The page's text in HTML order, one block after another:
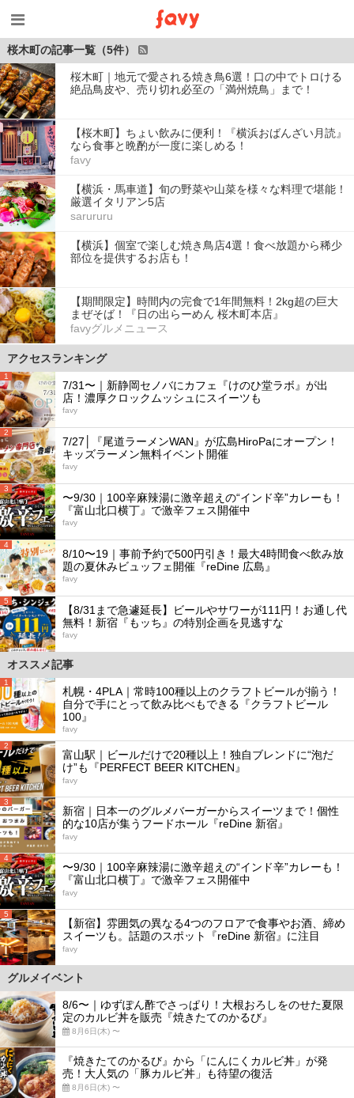
桜木町の記事一覧（5件）
桜木町｜地元で愛される焼き鳥6選！口の中でトロける
絶品鳥皮や、売り切れ必至の「満州焼鳥」まで！
【桜木町】ちょい飲みに便利！『横浜おばんざい月読』
なら食事と晩酌が一度に楽しめる！
favy
【横浜・馬車道】旬の野菜や山菜を様々な料理で堪能！
厳選イタリアン5店
sarururu
【横浜】個室で楽しむ焼き鳥店4選！食べ放題から稀少
部位を提供するお店も！
【期間限定】時間内の完食で1年間無料！2kg超の巨大
まぜそば！『日の出らーめん 桜木町本店』
favyグルメニュース
アクセスランキング
1
7/31〜｜新静岡セノバにカフェ『けのひ堂ラボ』が出
店！濃厚クロックムッシュにスイーツも
favy
2
7/27│『尾道ラーメンWAN』が広島HiroPaにオープン！
キッズラーメン無料イベント開催
favy
3
〜9/30｜100辛麻辣湯に激辛超えの“インド辛”カレーも！
『富山北口横丁』で激辛フェス開催中
favy
4
8/10〜19｜事前予約で500円引き！最大4時間食べ飲み放
題の夏休みビュッフェ開催『reDine 広島』
favy
5
【8/31まで急遽延長】ビールやサワーが111円！お通し代
無料！新宿『もッち』の特別企画を見逃すな
favy
オススメ記事
1
札幌・4PLA｜常時100種以上のクラフトビールが揃う！
自分で手にとって飲み比べもできる『クラフトビール
100』
favy
2
富山駅｜ビールだけで20種以上！独自ブレンドに“泡だ
け”も『PERFECT BEER KITCHEN』
favy
3
新宿｜日本一のグルメバーガーからスイーツまで！個性
的な10店が集うフードホール『reDine 新宿』
favy
4
〜9/30｜100辛麻辣湯に激辛超えの“インド辛”カレーも！
『富山北口横丁』で激辛フェス開催中
favy
5
【新宿】雰囲気の異なる4つのフロアで食事やお酒、締め
スイーツも。話題のスポット『reDine 新宿』に注目
favy
グルメイベント
8/6〜｜ゆずぽん酢でさっぱり！大根おろしをのせた夏限
定のカルビ丼を販売『焼きたてのかるび』
8月6日(木) 〜
『焼きたてのかるび』から「にんにくカルビ丼」が発
売！大人気の「豚カルビ丼」も待望の復活
8月6日(木) 〜